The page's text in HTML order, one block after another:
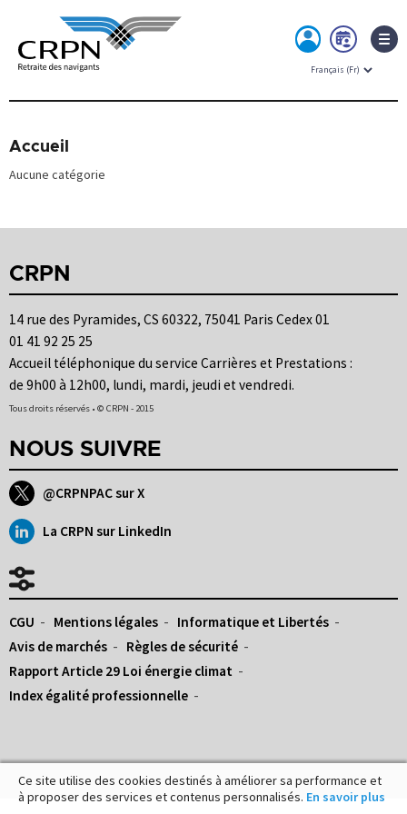
Skip
MON
ESPACERDV
Accueil
Aucune catégorie
CRPN
14 rue des Pyramides, CS 60322, 75041 Paris Cedex 01
01 41 92 25 25
Accueil téléphonique du service Carrières et Prestations :
de 9h00 à 12h00, lundi, mardi, jeudi et vendredi.
Tous droits réservés • © CRPN - 2015
NOUS SUIVRE
@CRPNPAC sur X
La CRPN sur LinkedIn
CGU Mentions légales
Informatique et Libertés
Avis de marchés
Règles de sécurité
Rapport Article 29 Loi énergie climat
Index égalité professionnelle
Ce site utilise des cookies destinés à améliorer sa performance et
à proposer des services et contenus personnalisés. En savoir plus